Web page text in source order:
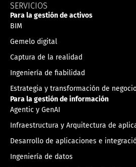
SERVICIOS
Para la gestión de activos
BIM
Gemelo digital
Captura de la realidad
Ingeniería de fiabilidad
Estrategia y transformación de
Para la gestión de información
Agentic y GenAI
Infraestructura y Arquitectura de
Desarrollo de aplicaciones e
Ingeniería de datos